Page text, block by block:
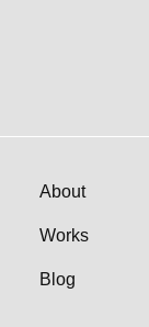
About
Works
Blog